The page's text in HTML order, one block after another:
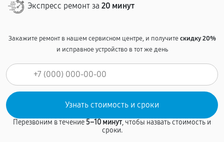
Экспресс ремонт за 20 минут
Закажите ремонт в нашем сервисном центре, и получитескидку 20%
и исправное устройство в тот же день
Перезвоним в течение5–10 минут, чтобы назвать стоимость и
сроки.